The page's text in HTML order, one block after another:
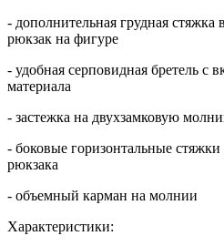
- дополнительная грудная
рюкзак на фигуре
- удобная серповидная бретель с
материала
- застежка на двухзамковую
- боковые горизонтальные
рюкзака
- объемный карман на молнии
Характеристики: